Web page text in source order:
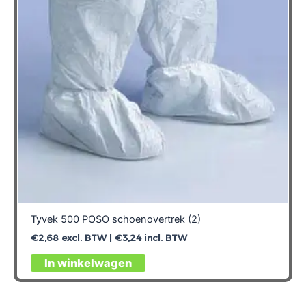
Tyvek 500 POSO schoenovertrek (2)
€2,68excl. BTW | €3,24incl. BTW
In winkelwagen
Dit
product